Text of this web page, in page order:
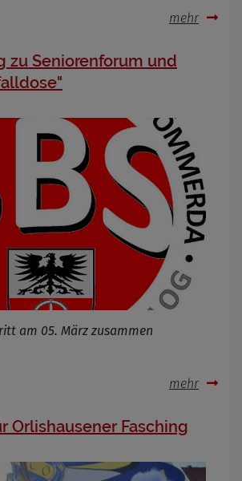
mehr
zu Seniorenforum und
am 05. März zusammen
mehr
Orlishausener Fasching